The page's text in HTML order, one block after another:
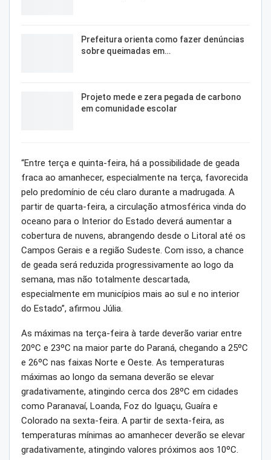
Prefeitura orienta como fazer denúncias
sobre queimadas em…
Projeto mede e zera pegada de carbono
em comunidade escolar
“Entre terça e quinta-feira, há a possibilidade de geada
fraca ao amanhecer, especialmente na terça, favorecida
pelo predomínio de céu claro durante a madrugada. A
partir de quarta-feira, a circulação atmosférica vinda do
oceano para o Interior do Estado deverá aumentar a
cobertura de nuvens, abrangendo desde o Litoral até os
Campos Gerais e a região Sudeste. Com isso, a chance
de geada será reduzida progressivamente ao logo da
semana, mas não totalmente descartada,
especialmente em municípios mais ao sul e no interior
do Estado”, afirmou Júlia.
As máximas na terça-feira à tarde deverão variar entre
20ºC e 23ºC na maior parte do Paraná, chegando a 25ºC
e 26ºC nas faixas Norte e Oeste. As temperaturas
máximas ao longo da semana deverão se elevar
gradativamente, atingindo cerca dos 28ºC em cidades
como Paranavaí, Loanda, Foz do Iguaçu, Guaíra e
Colorado na sexta-feira. A partir de sexta-feira, as
temperaturas mínimas ao amanhecer deverão se elevar
gradativamente, atingindo valores próximos aos 10ºC.